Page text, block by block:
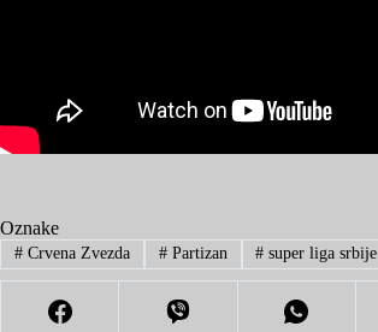
Oznake
#Crvena Zvezda #Partizan # super liga srbije